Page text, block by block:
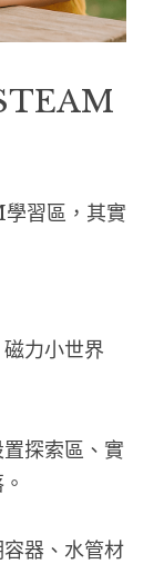
習區，其實
力小世界
探索區、實
器、水管材